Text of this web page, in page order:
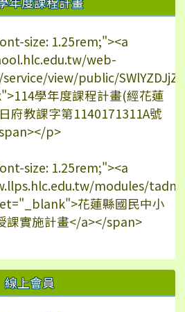
size: 1.25rem;"><a
web-
view/public/
學年度課程計畫(經花蓮
府教課字第1140171311A號
p>
size: 1.25rem;"><a
modules/
花蓮縣國民中小
課實施計畫</a></span>
線上會員